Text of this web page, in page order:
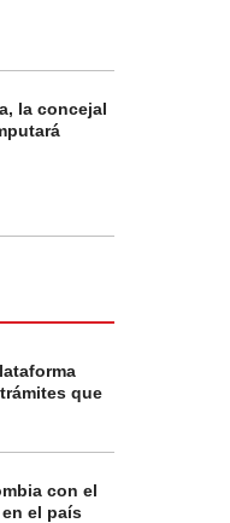
la concejal
que
con el
el país